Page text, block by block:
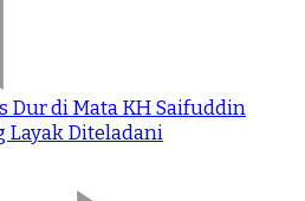
Dur di Mata KH Saifuddin
Layak Diteladani